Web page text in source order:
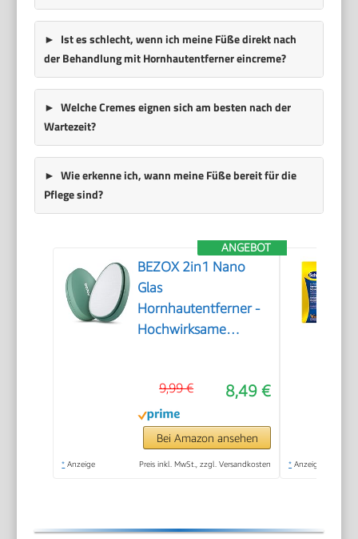
Ist es schlecht, wenn ich meine Füße direkt nach
der Behandlung mit Hornhautentferner eincreme?
Welche Cremes eignen sich am besten nach der
Wartezeit?
Wie erkenne ich, wann meine Füße bereit für die
Pflege sind?
ANGEBOT
BEZOX 2in1 Nano
Glas
Hornhautentferner -
Hochwirksame
Professionelle
Fußpflege sicher &
schnell Zur
Hornhautentfernung
auf nassen und
8,49 €
9,99 €
Bei Amazon ansehen
* Anzeige Preis inkl. MwSt., zzgl. Versandkosten * Anzeige